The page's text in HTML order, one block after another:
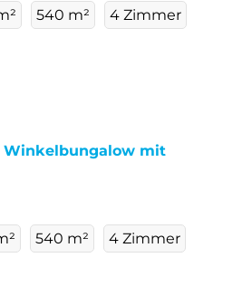
540 m² 4 Zimmer
Winkelbungalow mit
540 m² 4 Zimmer